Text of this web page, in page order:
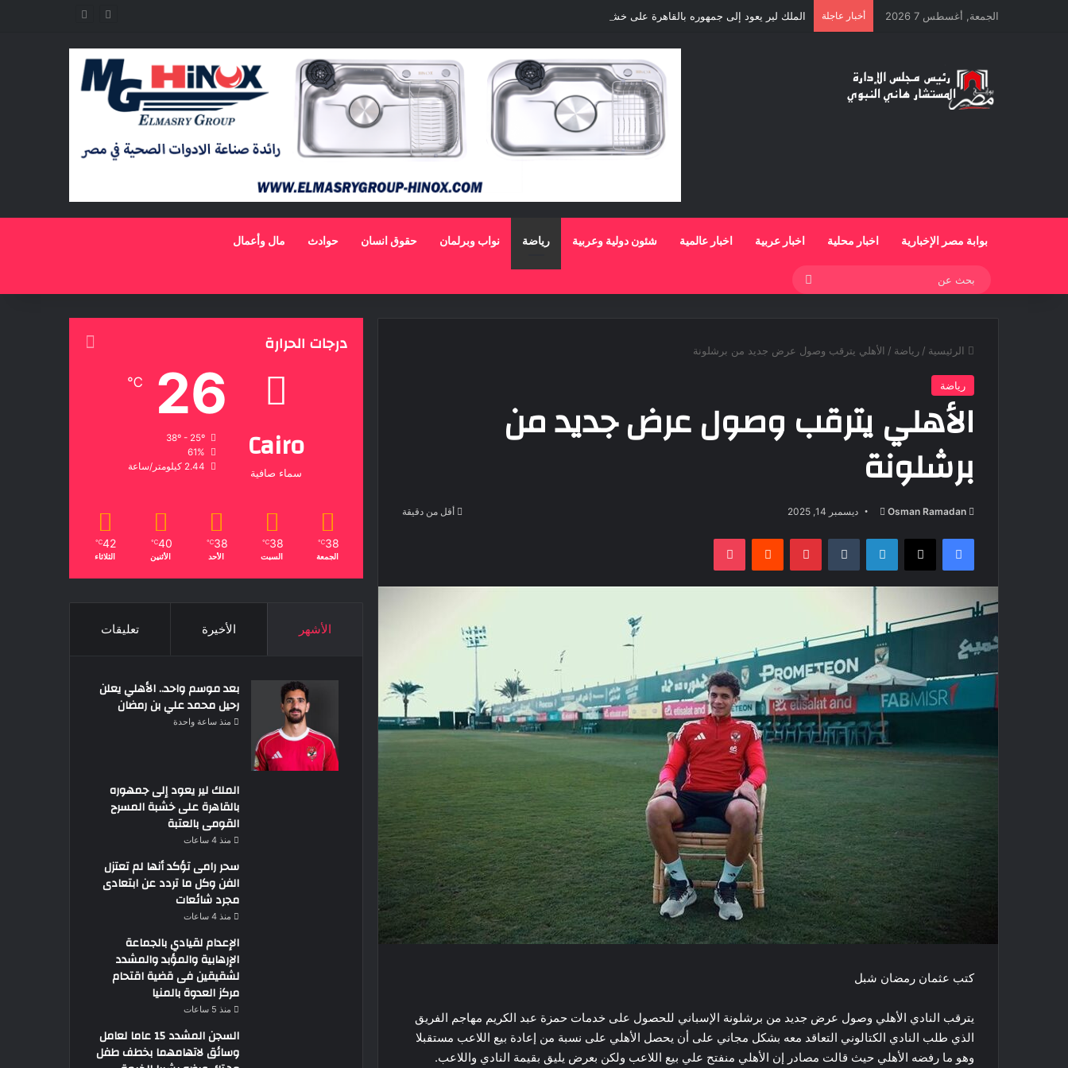
الجمعة, أغسطس 7 2026 أخبار عاجلة الملك لير يعود إلى جمهوره بالقاهرة على خشبة المسرح القومى بالعتبة
بوابة مصر الإخبارية اخبار محلية اخبار عربية اخبار عالمية شئون دولية وعربية رياضة نواب وبرلمان حقوق انسان حوادث مال وأعمال
الرئيسية / رياضة / الأهلي يترقب وصول عرض جديد من برشلونة
رياضة
الأهلي يترقب وصول عرض جديد من
برشلونة
Osman Ramadan
أرسل
إلكترونيا
ديسمبر 14, 2025 أقل من دقيقة
فيسبوك ‫X لينكدإن بينتيريست ‫Pocket
كتب عثمان رمضان شبل
يترقب النادي الأهلي وصول عرض جديد من برشلونة الإسباني للحصول على خدمات حمزة عبد الكريم مهاجم الفريق
الذي طلب النادي الكتالوني التعاقد معه بشكل مجاني على أن يحصل الأهلي على نسبة من إعادة بيع اللاعب مستقبلا
وهو ما رفضه الأهلي حيث قالت مصادر إن الأهلي منفتح علي بيع اللاعب ولكن بعرض يليق بقيمة النادي واللاعب.
درجات الحرارة
Cairo
سماء صافية
26
℃
38º - 25º
61%
2.44 كيلومتر/ساعة
38
℃
الجمعة
38
℃
السبت
38
℃
الأحد
40
℃
الأثنين
42
℃
الثلاثاء
الأشهر الأخيرة تعليقات
بعد موسم واحد.. الأهلي يعلن
رحيل محمد علي بن رمضان
منذ ساعة واحدة
الملك لير يعود إلى جمهوره
بالقاهرة على خشبة المسرح
القومى بالعتبة
منذ 4 ساعات
سحر رامى تؤكد أنها لم تعتزل
الفن وكل ما تردد عن ابتعادى
مجرد شائعات
منذ 4 ساعات
الإعدام لقيادي بالجماعة
الإرهابية والمؤبد والمشدد
لشقيقين فى قضية اقتحام
مركز العدوة بالمنيا
منذ 5 ساعات
السجن المشدد 15 عاما لعامل
وسائق لاتهامهما بخطف طفل